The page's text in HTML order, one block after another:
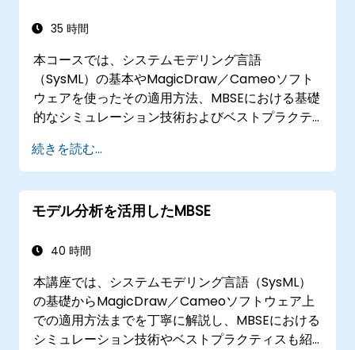
35 時間
本コースでは、システムモデリング言語
（SysML）の基本やMagicDraw／Cameoソフト
ウェアを使ったその適用方法、MBSEにおける基礎
的なシミュレーション技術およびベストプラクテ
シミュレーションに関する背景知識の習得や
Simulation Toolkitプラグインの概要紹介、さまざ
まな種類の図面のシミュレーション手法、そして
複数の図形を連携させることでシステムアーキテ
続きを読む...
モデル分析を活用したMBSE
40 時間
本講座では、システムモデリング言語（SysML）
の基礎からMagicDraw／Cameoソフトウェア上
での適用方法までを丁寧に解説し、MBSEにおける
シミュレーション技術やベストプラクティスも紹